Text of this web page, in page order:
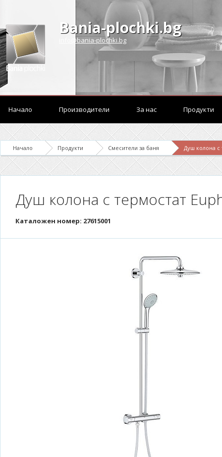
Bania-plochki.bg
info@bania-plochki.bg
Начало Производители За нас Продукти
Начало Продукти Смесители за баня Душ колона с
Душ колона с термостат
Каталожен номер: 27615001